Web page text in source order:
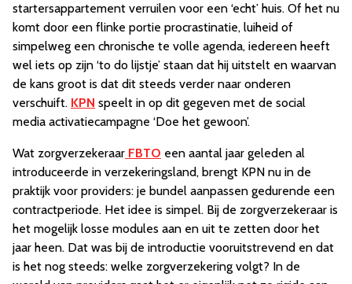
startersappartement verruilen voor een ‘echt’ huis. Of het nu
komt door een flinke portie procrastinatie, luiheid of
simpelweg een chronische te volle agenda, iedereen heeft
wel iets op zijn ‘to do lijstje’ staan dat hij uitstelt en waarvan
de kans groot is dat dit steeds verder naar onderen
verschuift. KPN speelt in op dit gegeven met de social
media activatiecampagne ‘Doe het gewoon’.
Wat zorgverzekeraar FBTO een aantal jaar geleden al
introduceerde in verzekeringsland, brengt KPN nu in de
praktijk voor providers: je bundel aanpassen gedurende een
contractperiode. Het idee is simpel. Bij de zorgverzekeraar is
het mogelijk losse modules aan en uit te zetten door het
jaar heen. Dat was bij de introductie vooruitstrevend en dat
is het nog steeds: welke zorgverzekering volgt? In de